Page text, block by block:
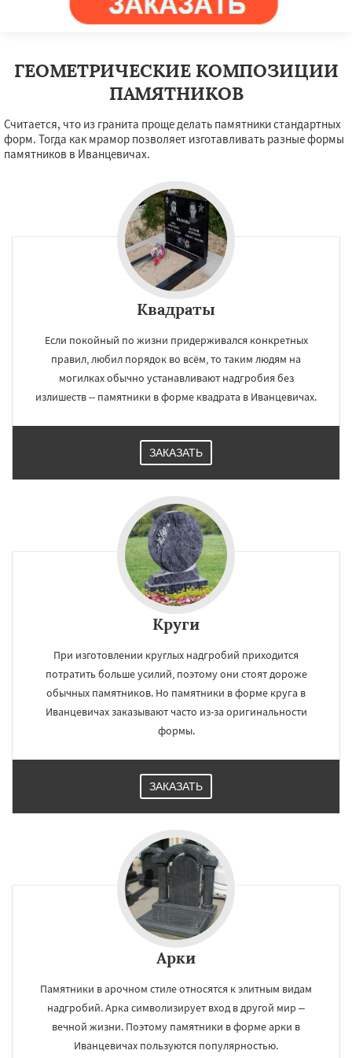
ГЕОМЕТРИЧЕСКИЕ КОМПОЗИЦИИ
ПАМЯТНИКОВ
Считается, что из гранита проще делать памятники стандартных
форм. Тогда как мрамор позволяет изготавливать разные формы
памятников в Иванцевичах.
Квадраты
Если покойный по жизни придерживался конкретных
правил, любил порядок во всём, то таким людям на
могилках обычно устанавливают надгробия без
излишеств -- памятники в форме квадрата в Иванцевичах.
ЗАКАЗАТЬ
Круги
При изготовлении круглых надгробий приходится
потратить больше усилий, поэтому они стоят дороже
обычных памятников. Но памятники в форме круга в
Иванцевичах заказывают часто из-за оригинальности
формы.
ЗАКАЗАТЬ
Арки
Памятники в арочном стиле относятся к элитным видам
надгробий. Арка символизирует вход в другой мир –
вечной жизни. Поэтому памятники в форме арки в
Иванцевичах пользуются популярностью.